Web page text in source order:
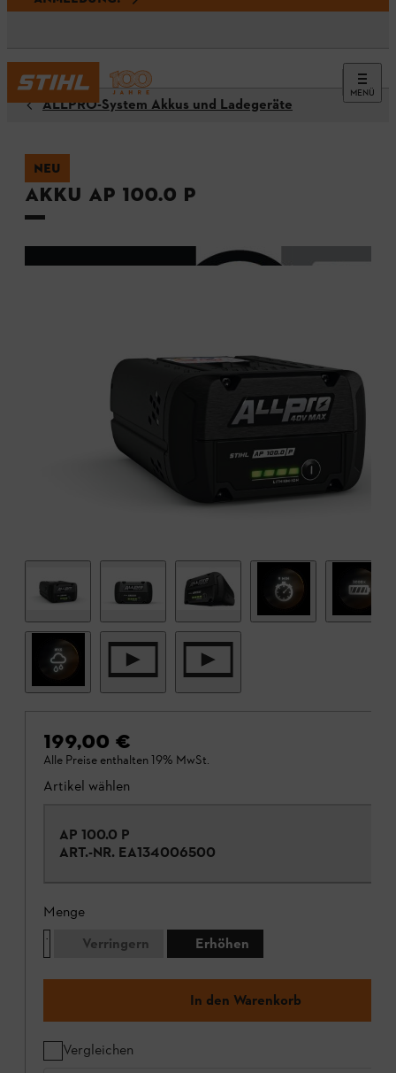
MENÜ
ALLPRO-System Akkus und Ladegeräte
NEU
Akku AP 100.0 P
199,00 €
Alle Preise enthalten 19% MwSt.
Artikel wählen
AP 100.0 P
ART.-NR. EA134006500
Menge
Verringern
Erhöhen
In den Warenkorb
Vergleichen